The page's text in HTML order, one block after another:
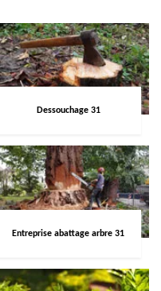
Dessouchage 31
Entreprise abattage arbre 31